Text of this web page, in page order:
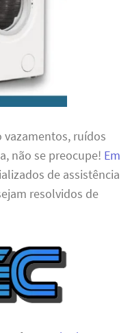
vazamentos, ruídos
não se preocupe! Em
de assistência
resolvidos de